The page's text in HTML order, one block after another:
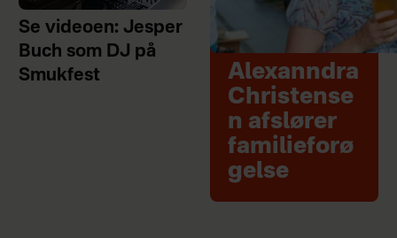
Se videoen: Jesper
Buch som DJ på
Smukfest
Alexanndra
Christense
n afslører
familieforø
gelse